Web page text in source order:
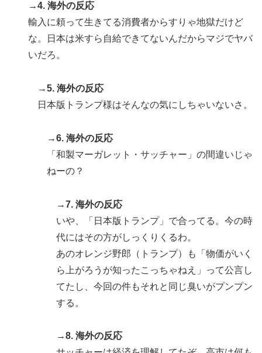
→4. 海外の反応
輸入に頼って生きてる消費者からすりゃ地獄だけど
な。日本は米すら自給できてないんだからマジでヤバ
いだろ。
→5. 海外の反応
日本版トランプ様はそんなの気にしちゃいないさ。
→6. 海外の反応
「和製マーガレット・サッチャー」の間違いじゃ
ねーの？
→7. 海外の反応
いや、「日本版トランプ」で合ってる。今の時
代にはその方がしっくりくるわ。
あのオレンジ野郎（トランプ）も「物価がいく
ら上がろうが知ったこっちゃねえ」って公言し
てたし、今回の件もそれと同じ臭いがプンプン
する。
→8. 海外の反応